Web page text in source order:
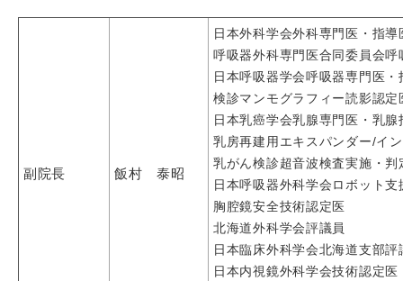
副院長 飯村 泰昭
日本外科学会外科専門医・指導
呼吸器外科専門医合同委員会呼
日本呼吸器学会呼吸器専門医・
検診マンモグラフィー読影認定
日本乳癌学会乳腺専門医・乳腺
乳房再建用エキスパンダー/イ
乳がん検診超音波検査実施・判
日本呼吸器外科学会ロボット
胸腔鏡安全技術認定医
北海道外科学会評議員
日本臨床外科学会北海道支部評
日本内視鏡外科学会技術認定医